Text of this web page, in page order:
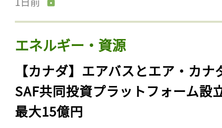
エネルギー・資源
【カナダ】エアバスとエア・カナ
SAF共同投資プラットフォーム設
最大15億円